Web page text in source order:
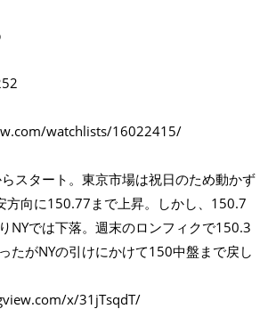
watchlists/16022415/
スタート。東京市場は祝日のため動かず
方向に150.77まで上昇。しかし、150.7
NYでは下落。週末のロンフィクで150.3
たがNYの引けにかけて150中盤まで戻し
x/31jTsqdT/